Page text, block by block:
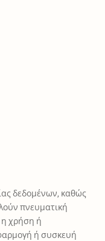
δεδομένων, καθώς
πνευματική
η χρήση ή
ή συσκευή